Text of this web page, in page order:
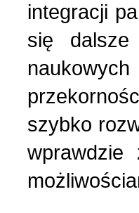
integracji
się dalsze
szybko